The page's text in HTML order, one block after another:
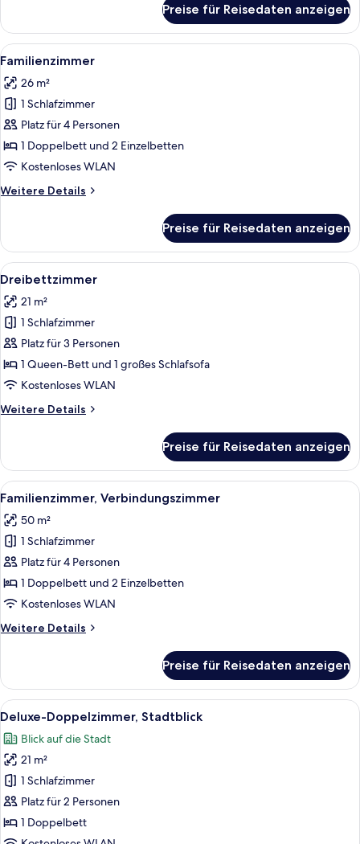
Preise für Reisedaten anzeigen
Alle
Fotos
für
Familienzimmer
anzeigen
Ein Hotelzimmer mit Bett,
6
Familienzimmer
26 m²
1 Schlafzimmer
Platz für 4 Personen
1 Doppelbett und 2 Einzelbetten
Kostenloses WLAN
Weitere Details
Weitere
Preise für Reisedaten anzeigen
Alle
Fotos
für
Dreibettzimmer
anzeigen
Ein Hotelzimmer mit einem Bett,
9
Dreibettzimmer
21 m²
1 Schlafzimmer
Platz für 3 Personen
1 Queen-Bett und 1 großes Schlafsofa
Kostenloses WLAN
Weitere Details
Weitere
Preise für Reisedaten anzeigen
Alle
Fotos
für
Familienzimmer,
Verbindungszimmer
anzeigen
Ein Hotelzimmer mit einem Bett,
8
Familienzimmer, Verbindungszimmer
50 m²
1 Schlafzimmer
Platz für 4 Personen
1 Doppelbett und 2 Einzelbetten
Kostenloses WLAN
Weitere Details
Weitere
Verbindungszimmer
Preise für Reisedaten anzeigen
Alle
Fotos
für
Deluxe-
Doppelzimmer,
Stadtblick
anzeigen
Ein Hotelzimmer mit Bett,
7
Deluxe-Doppelzimmer, Stadtblick
Blick auf die Stadt
21 m²
1 Schlafzimmer
Platz für 2 Personen
1 Doppelbett